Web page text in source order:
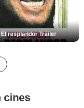
El resplandor Tráiler
cines